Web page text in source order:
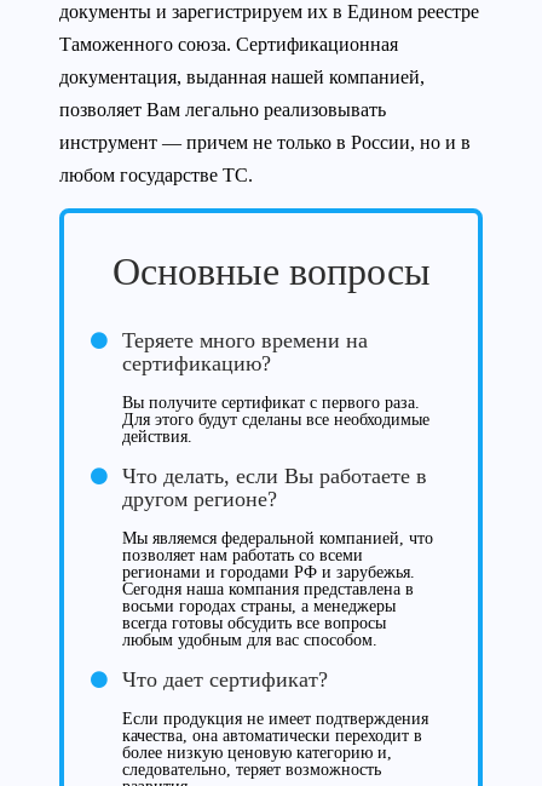
документы и зарегистрируем их в Едином реестре
Таможенного союза. Сертификационная
документация, выданная нашей компанией,
позволяет Вам легально реализовывать
инструмент — причем не только в России, но и в
любом государстве ТС.
Основные вопросы
Теряете много времени на
сертификацию?
Вы получите сертификат с первого раза.
Для этого будут сделаны все необходимые
действия.
Что делать, если Вы работаете в
другом регионе?
Мы являемся федеральной компанией, что
позволяет нам работать со всеми
регионами и городами РФ и зарубежья.
Сегодня наша компания представлена в
восьми городах страны, а менеджеры
всегда готовы обсудить все вопросы
любым удобным для вас способом.
Что дает сертификат?
Если продукция не имеет подтверждения
качества, она автоматически переходит в
более низкую ценовую категорию и,
следовательно, теряет возможность